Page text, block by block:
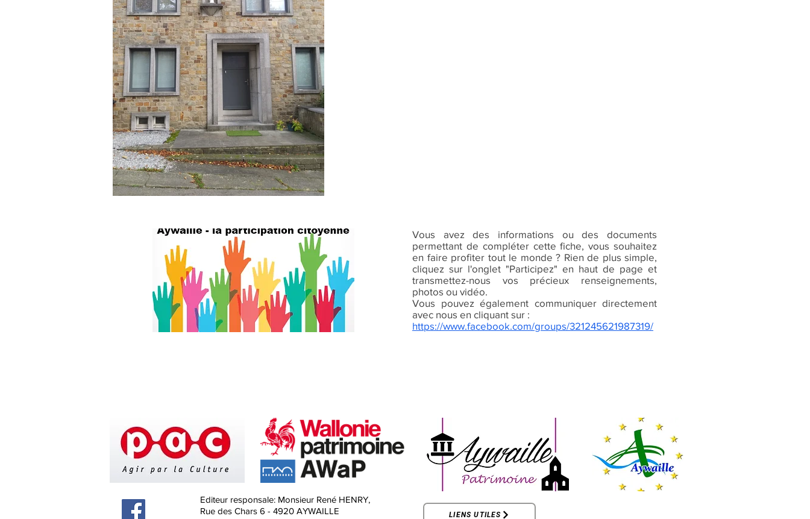
Vous avez des informations ou des documents
permettant de compléter cette fiche, vous souhaitez
en faire profiter tout le monde ? Rien de plus simple,
cliquez sur l'onglet "Participez" en haut de page et
transmettez-nous vos précieux renseignements,
photos ou vidéo.
Vous pouvez également communiquer directement
avec nous en cliquant sur :
https://www.facebook.com/groups/321245621987319/
Editeur responsale: Monsieur René HENRY,
Rue des Chars 6 - 4920 AYWAILLE
LIENS UTILES